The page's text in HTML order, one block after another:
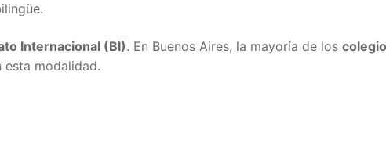
Internacional (BI). En Buenos Aires, la mayoría de los
esta modalidad.